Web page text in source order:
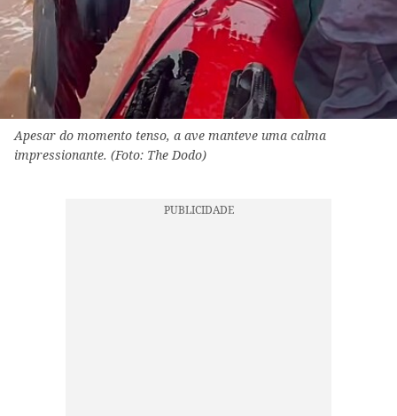
Apesar do momento tenso, a ave manteve uma calma
impressionante. (Foto: The Dodo)